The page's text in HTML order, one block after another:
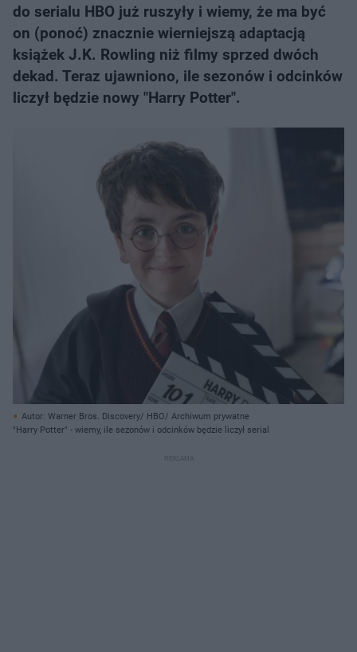
do serialu HBO już ruszyły i wiemy, że ma być
on (ponoć) znacznie wierniejszą adaptacją
książek J.K. Rowling niż filmy sprzed dwóch
dekad. Teraz ujawniono, ile sezonów i odcinków
liczył będzie nowy "Harry Potter".
Autor: Warner Bros. Discovery/ HBO/ Archiwum prywatne
"Harry Potter" - wiemy, ile sezonów i odcinków będzie liczył serial